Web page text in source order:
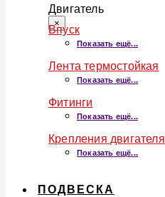
Двигатель
×
Впуск
Показать ещё...
Лента термостойкая
Показать ещё...
Фитинги
Показать ещё...
Крепления двигателя
Показать ещё...
ПОДВЕСКА